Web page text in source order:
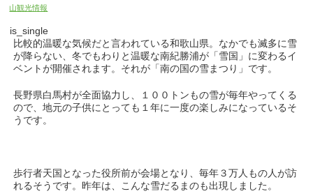
山観光情報
is_single
比較的温暖な気候だと言われている和歌山県。なかでも滅多に雪
が降らない、冬でもわりと温暖な南紀勝浦が「雪国」に変わるイ
ベントが開催されます。それが「南の国の雪まつり」です。
長野県白馬村が全面協力し、１００トンもの雪が毎年やってくる
ので、地元の子供にとっても１年に一度の楽しみになっているそ
うです。
歩行者天国となった役所前が会場となり、毎年３万人もの人が訪
れるそうです。昨年は、こんな雪だるまのも出現しました。